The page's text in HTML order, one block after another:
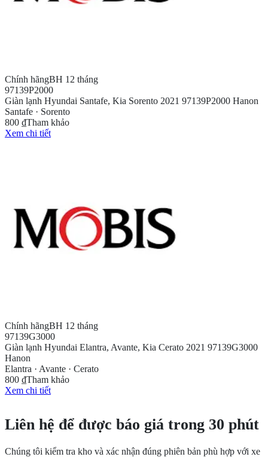
Chính hãngBH 12 tháng
97139P2000
Giàn lạnh Hyundai Santafe, Kia Sorento 2021 97139P2000 Hanon
Santafe · Sorento
800 ₫Tham khảo
Xem chi tiết
Chính hãngBH 12 tháng
97139G3000
Giàn lạnh Hyundai Elantra, Avante, Kia Cerato 2021 97139G3000
Hanon
Elantra · Avante · Cerato
800 ₫Tham khảo
Xem chi tiết
Liên hệ để được báo giá trong 30 phút
Chúng tôi kiểm tra kho và xác nhận đúng phiên bản phù hợp với xe